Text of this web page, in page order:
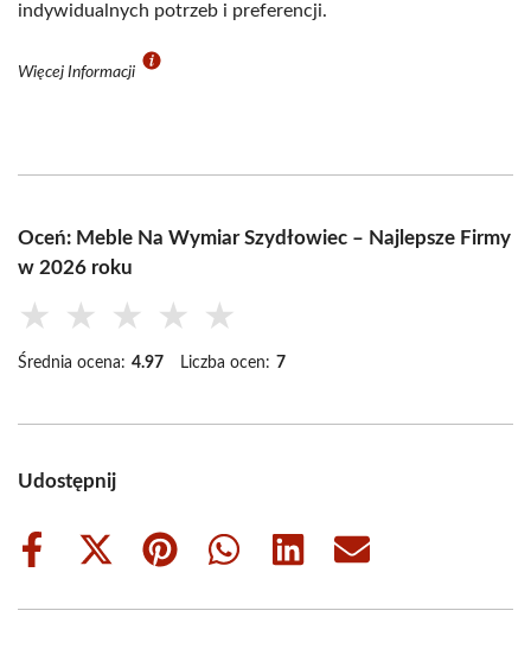
indywidualnych potrzeb i preferencji.
Więcej Informacji
Oceń: Meble Na Wymiar Szydłowiec – Najlepsze Firmy
w 2026 roku
★ ★ ★ ★ ★
Średnia ocena: 4.97 Liczba ocen: 7
Udostępnij
Share
Share
(Twitter)
Share
Share
Share
Share